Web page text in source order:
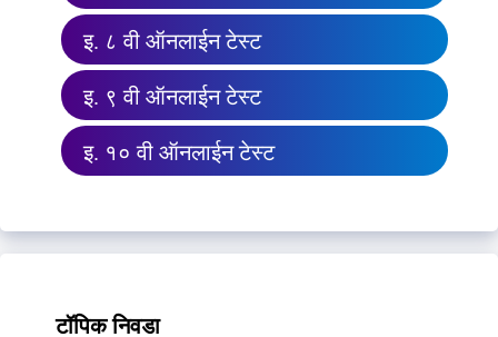
इ. ८ वी ऑनलाईन टेस्ट
इ. ९ वी ऑनलाईन टेस्ट
इ. १० वी ऑनलाईन टेस्ट
टॉपिक निवडा